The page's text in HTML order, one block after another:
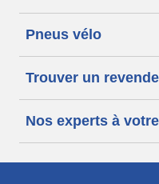
Pneus vélo
Trouver un
Nos experts à